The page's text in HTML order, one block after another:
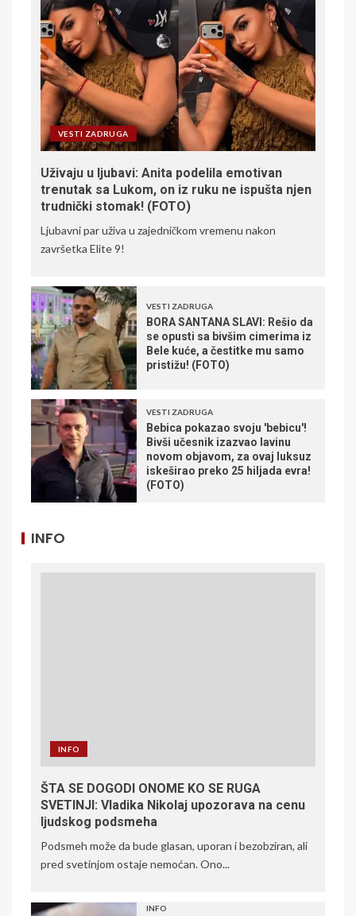
VESTI ZADRUGA
Uživaju u ljubavi: Anita podelila emotivan
trenutak sa Lukom, on iz ruku ne ispušta njen
trudnički stomak! (FOTO)
Ljubavni par uživa u zajedničkom vremenu nakon
završetka Elite 9!
VESTI ZADRUGA
BORA SANTANA SLAVI: Rešio da
se opusti sa bivšim cimerima iz
Bele kuće, a čestitke mu samo
pristižu! (FOTO)
VESTI ZADRUGA
Bebica pokazao svoju 'bebicu'!
Bivši učesnik izazvao lavinu
novom objavom, za ovaj luksuz
iskeširao preko 25 hiljada evra!
(FOTO)
INFO
INFO
ŠTA SE DOGODI ONOME KO SE RUGA
SVETINJI: Vladika Nikolaj upozorava na cenu
ljudskog podsmeha
Podsmeh može da bude glasan, uporan i bezobziran, ali
pred svetinjom ostaje nemoćan. Ono...
INFO